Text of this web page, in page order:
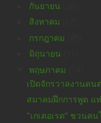
กันยายน
สิงหาคม
กรกฎาคม
มิถุนายน
พฤษภาคม
เปิดจักรวาลงานดน
สมาคมฝึกการพูด แห่
"เกเตอเรด” ชวนค